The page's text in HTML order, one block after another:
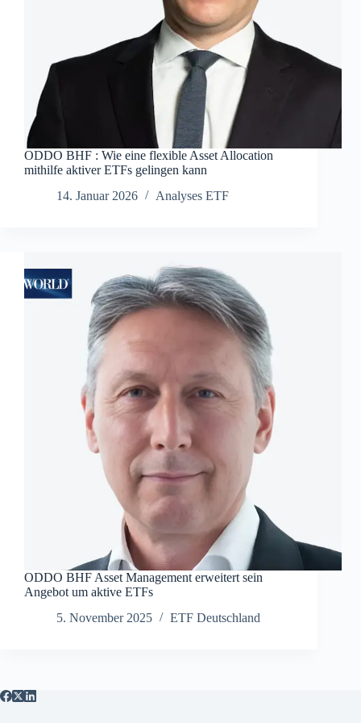
ODDO BHF : Wie eine flexible Asset Allocation
mithilfe aktiver ETFs gelingen kann
14. Januar 2026
Analyses ETF
ODDO BHF Asset Management erweitert sein
Angebot um aktive ETFs
5. November 2025
ETF Deutschland